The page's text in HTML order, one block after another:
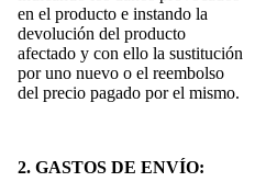
en el producto e instando la
devolución del producto
afectado y con ello la sustitución
por uno nuevo o el reembolso
del precio pagado por el mismo.
2. GASTOS DE ENVÍO: